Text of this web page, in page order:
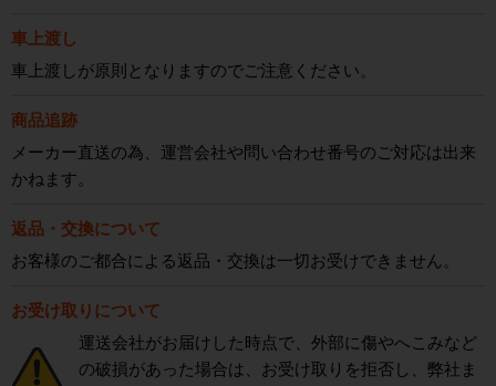
車上渡し
車上渡しが原則となりますのでご注意ください。
商品追跡
メーカー直送の為、運営会社や問い合わせ番号のご対応は出来
かねます。
返品・交換について
お客様のご都合による返品・交換は一切お受けできません。
お受け取りについて
運送会社がお届けした時点で、外部に傷やへこみなど
の破損があった場合は、お受け取りを拒否し、弊社ま